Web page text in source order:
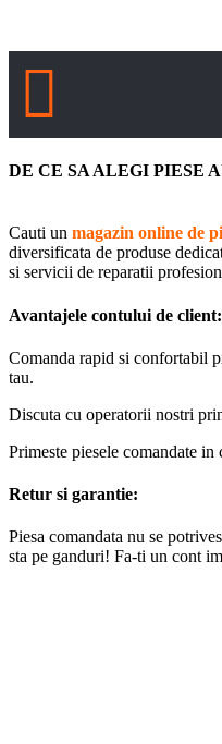
DE CE SA ALEGI PIESE
Cauti un magazin online de
diversificata de produse
si servicii de reparatii
Avantajele contului de client:
Comanda rapid si confortabil
tau.
Discuta cu operatorii nostri
Primeste piesele comandate
Retur si garantie:
Piesa comandata nu se
sta pe ganduri! Fa-ti un cont